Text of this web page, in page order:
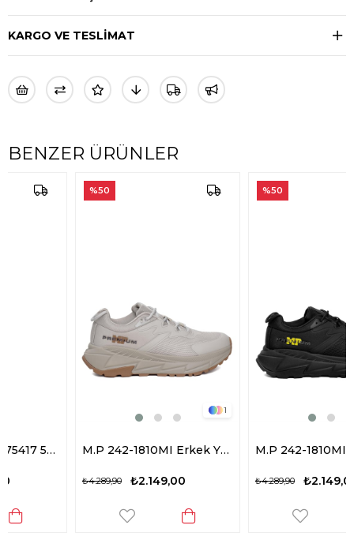
KARGO VE TESLİMAT
BENZER ÜRÜNLER
M.P 242-1810MI Erkek Yürüyüş Ayakkabısı Bej
₺2.149,00
%50
M.P 242-1810MI Erkek Yürüyüş Ayakkabısı Siyah
₺2.149,00
%50